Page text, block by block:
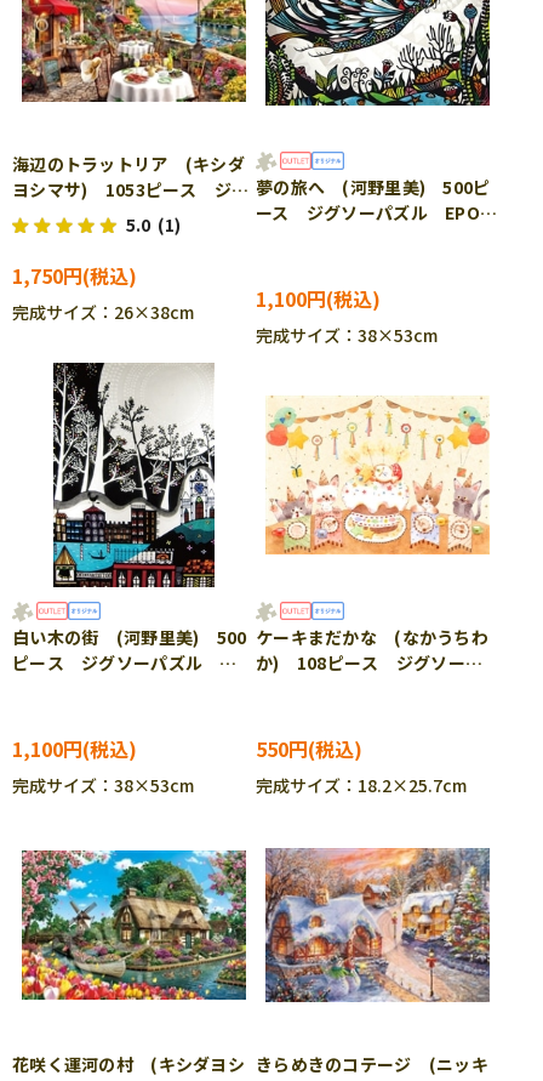
海辺のトラットリア (キシダ
ヨシマサ) 1053ピース ジグ
ソーパズル EPO-32-617
5.0 (1)
1,750円
完成サイズ：26×38cm
夢の旅へ (河野里美) 500ピ
ース ジグソーパズル EPO-
1,100円
完成サイズ：38×53cm
白い木の街 (河野里美) 500
ピース ジグソーパズル
1,100円
完成サイズ：38×53cm
ケーキまだかな (なかうちわ
か) 108ピース ジグソーパ
550円
完成サイズ：18.2×25.7cm
花咲く運河の村 (キシダヨシ きらめきのコテージ (ニッキ